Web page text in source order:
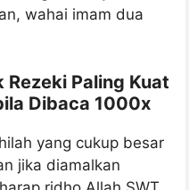
wahai imam dua
Paling Kuat
Dibaca 1000x
yang cukup besar
jika diamalkan